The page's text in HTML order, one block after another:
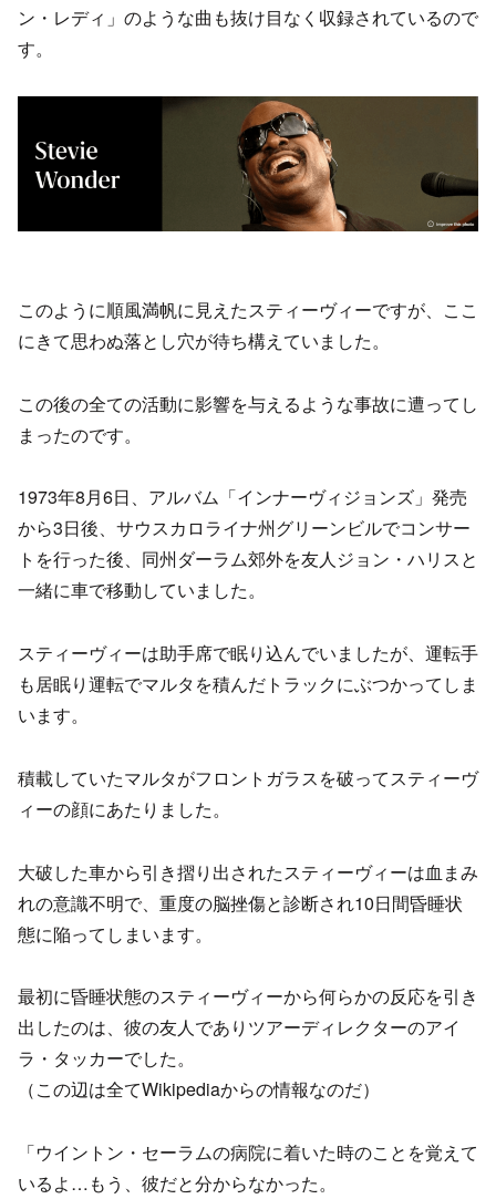
ン・レディ」のような曲も抜け目なく収録されているので
す。
このように順風満帆に見えたスティーヴィーですが、ここ
にきて思わぬ落とし穴が待ち構えていました。
この後の全ての活動に影響を与えるような事故に遭ってし
まったのです。
1973年8月6日、アルバム「インナーヴィジョンズ」発売
から3日後、サウスカロライナ州グリーンビルでコンサー
トを行った後、同州ダーラム郊外を友人ジョン・ハリスと
一緒に車で移動していました。
スティーヴィーは助手席で眠り込んでいましたが、運転手
も居眠り運転でマルタを積んだトラックにぶつかってしま
います。
積載していたマルタがフロントガラスを破ってスティーヴ
ィーの顔にあたりました。
大破した車から引き摺り出されたスティーヴィーは血まみ
れの意識不明で、重度の脳挫傷と診断され10日間昏睡状
態に陥ってしまいます。
最初に昏睡状態のスティーヴィーから何らかの反応を引き
出したのは、彼の友人でありツアーディレクターのアイ
ラ・タッカーでした。
（この辺は全てWikipediaからの情報なのだ）
「ウイントン・セーラムの病院に着いた時のことを覚えて
いるよ…もう、彼だと分からなかった。